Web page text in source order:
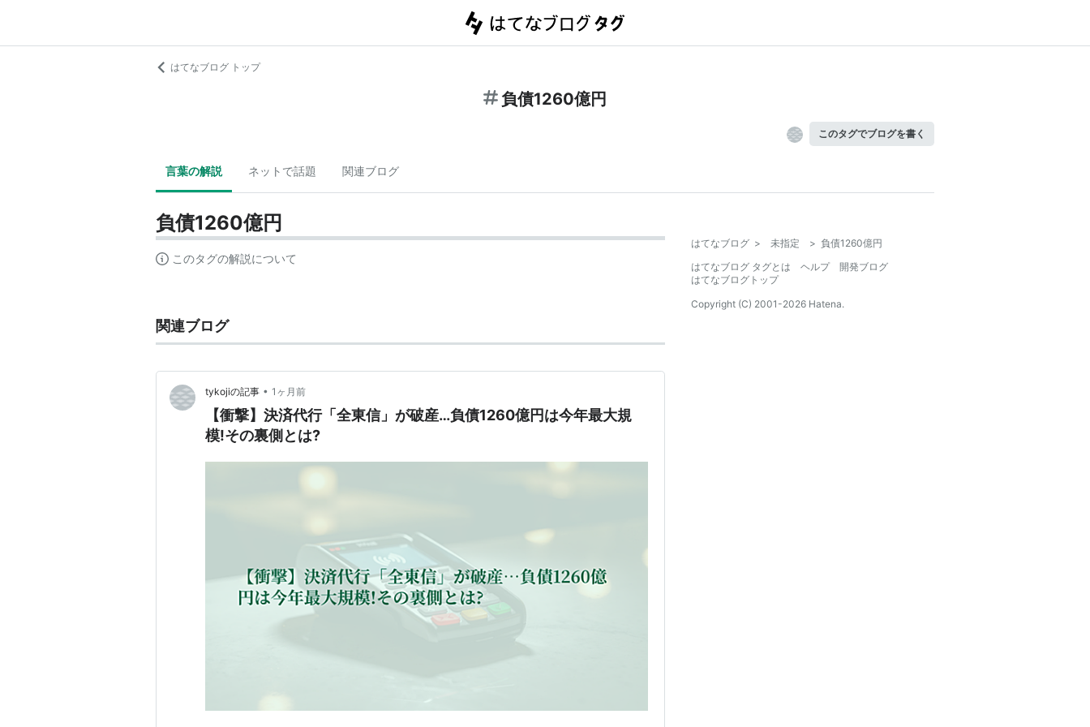
はてなブログ トップ
負債1260億円
このタグでブログを書く
言葉の解説 ネットで話題 関連ブログ
負債1260億円
このタグの解説について
関連ブログ
tykojiの記事 • 1ヶ月前
【衝撃】決済代行「全東信」が破産…負債1260億円は今年最大規
模!その裏側とは?
はてなブログ > 未指定 > 負債1260億円
はてなブログ タグとは
ヘルプ
開発ブログ
はてなブログトップ
Copyright (C) 2001-2026 Hatena.